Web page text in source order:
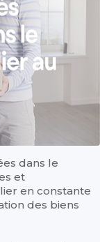
dans le
et
en constante
des biens